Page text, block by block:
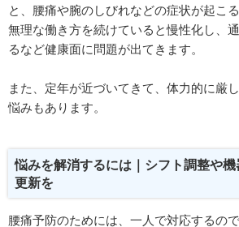
と、腰痛や腕のしびれなどの症状が起こる
無理な働き方を続けていると慢性化し、
るなど健康面に問題が出てきます。
また、定年が近づいてきて、体力的に厳
悩みもあります。
悩みを解消するには｜シフト調整や
更新を
腰痛予防のためには、一人で対応するの